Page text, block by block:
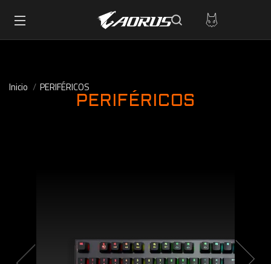
Inicio PERIFÉRICOS
PERIFÉRICOS